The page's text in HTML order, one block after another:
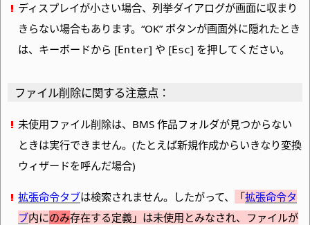
ディスプレイが小さい場合、列挙ダイアログが画面に収まり
きらない場合もあります。“OK” ボタンが画面外に隠れたとき
は、キーボードから [Enter] や [Esc] を押してください。
ファイル削除に関する注意点：
未使用ファイル削除は、 BMS 作品フォルダが見つからない
ときは実行できません。(たとえば新規作成からいきなり変換
ウィザードを呼んだ場合)
拡張命令タブは検索されません。したがって、 「拡張命令タ
ブ内にのみ存在する定義」は未使用とみなされ、ファイルが